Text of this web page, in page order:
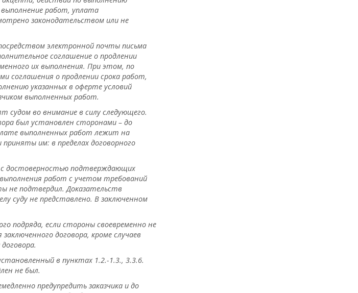
выполнение работ, уплата
законодательством или не
электронной почты письма
соглашение о продлении
их выполнения. При этом, по
соглашения о продлении срока работ,
указанных в оферте условий
выполненных работ.
судом во внимание в силу следующего.
был установлен сторонами – до
выполненных работ лежит на
им: в пределах договорного
с достоверностью подтверждающих
работ с учетом требований
не подтвердил. Доказательств
суду не представлено. В заключенном
подряда, если стороны своевременно не
договора, кроме случаев
в пунктах 1.2.-1.3., 3.3.6.
не был.
предупредить заказчика и до